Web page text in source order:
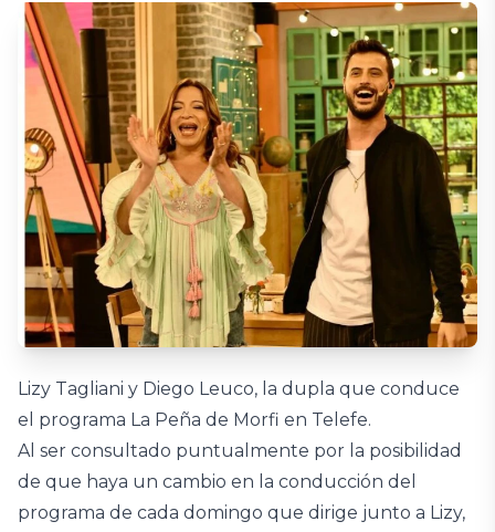
Lizy Tagliani y Diego Leuco, la dupla que conduce
el programa La Peña de Morfi en Telefe.
Al ser consultado puntualmente por la posibilidad
de que haya un cambio en la conducción del
programa de cada domingo que dirige junto a Lizy,